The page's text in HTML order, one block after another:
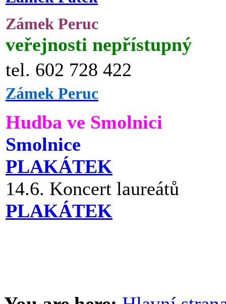
Zámek Peruc
veřejnosti nepřístupný
tel. 602 728 422
Zámek Peruc
Hudba ve Smolnici
Smolnice
PLAKÁTEK
14.6. Koncert laureátů
PLAKÁTEK